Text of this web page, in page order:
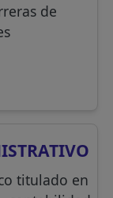
de
titulado en